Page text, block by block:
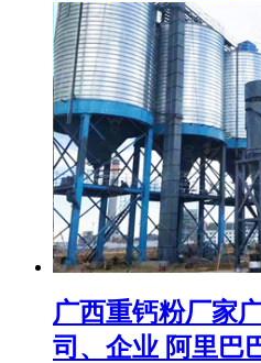
广西重钙粉厂家
司、企业 阿里巴